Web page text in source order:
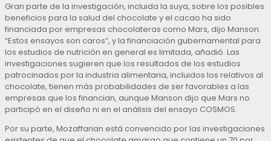
Gran parte de la investigación, incluida la suya, sobre los posibles
beneficios para la salud del chocolate y el cacao ha sido
financiada por empresas chocolateras como Mars, dijo Manson.
“Estos ensayos son caros”, y la financiación gubernamental para
los estudios de nutrición en general es limitada, añadió. Las
investigaciones sugieren que los resultados de los estudios
patrocinados por la industria alimentaria, incluidos los relativos al
chocolate, tienen más probabilidades de ser favorables a las
empresas que los financian, aunque Manson dijo que Mars no
participó en el diseño ni en el análisis del ensayo COSMOS.
Por su parte, Mozaffarian está convencido por las investigaciones